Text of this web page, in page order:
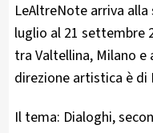
LeAltreNote arriva
luglio al 21 settembre
tra Valtellina, Milano
direzione artistica è di
Il tema: Dialoghi,